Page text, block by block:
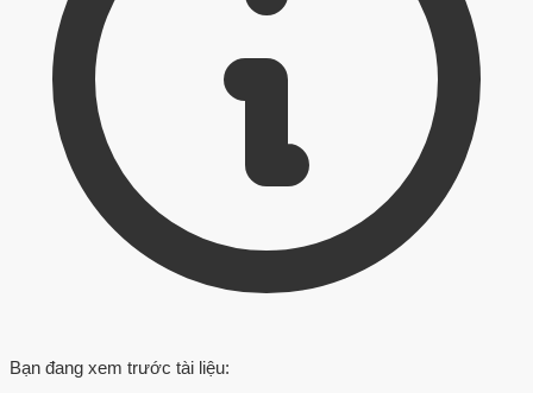
Bạn đang xem trước tài liệu: